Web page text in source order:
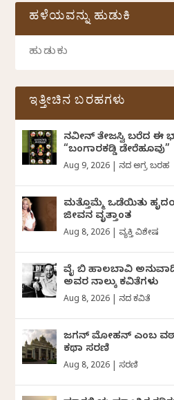
ಹಳೆಯವನ್ನು ಹುಡುಕಿ
ಇತ್ತೀಚಿನ ಬರಹಗಳು
ನವೀನ್‌ ತೇಜಸ್ವಿ ಬರೆದ ಈ
“ಬಂಗಾರಕಡ್ಡಿ ಡೇರೆಹೂವು”
Aug 9, 2026 ದಿನದ ಅಗ್ರ ಬರಹ
ಮತ್ತೊಮ್ಮೆ ಒಡೆಯಿತು
ಜೀವನ ವೃತ್ತಾಂತ
Aug 8, 2026 ವ್ಯಕ್ತಿ ವಿಶೇಷ
ವೈ ಬಿ ಹಾಲಬಾವಿ
ಅವರ ನಾಲ್ಕು ಕವಿತೆಗಳು
Aug 8, 2026 ದಿನದ ಕವಿತೆ
ಜಗನ್‌ ಮೋಹನ್‌ ಎಂಬ
ಕಥಾ ಸರಣಿ
Aug 8, 2026 ಸರಣಿ